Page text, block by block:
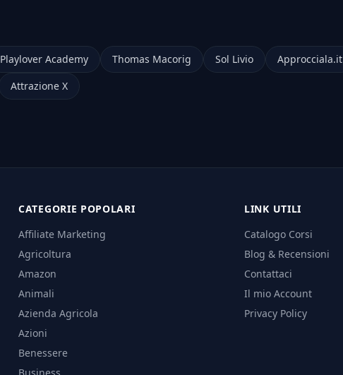
Playlover Academy Thomas Macorig Sol Livio Approcciala.it
Attrazione X
CATEGORIE POPOLARI
Affiliate Marketing
Agricoltura
Amazon
Animali
Azienda Agricola
Azioni
Benessere
LINK UTILI
Catalogo Corsi
Blog & Recensioni
Contattaci
Il mio Account
Privacy Policy